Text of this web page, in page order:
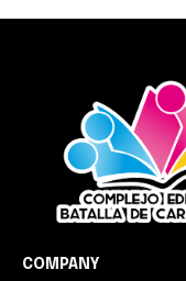
COMPANY